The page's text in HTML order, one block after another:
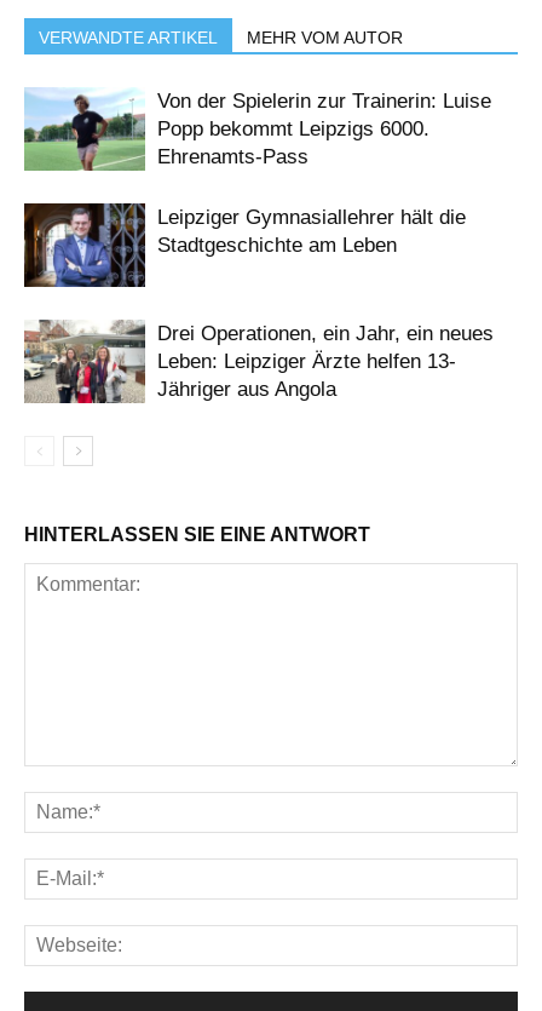
VERWANDTE ARTIKEL MEHR VOM AUTOR
Von der Spielerin zur Trainerin: Luise
Popp bekommt Leipzigs 6000.
Ehrenamts-Pass
Leipziger Gymnasiallehrer hält die
Stadtgeschichte am Leben
Drei Operationen, ein Jahr, ein neues
Leben: Leipziger Ärzte helfen 13-
Jähriger aus Angola
HINTERLASSEN SIE EINE ANTWORT